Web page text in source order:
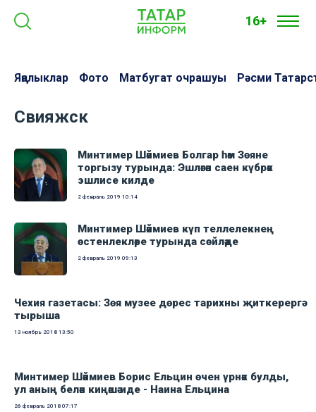
16+
Яңалыклар Фото Матбугат очрашуы Рәсми
Свияжск
Минтимер Шәймиев Болгар һәм Зөяне
торгызу турында: Эшләгән саен күбрәк
эшлисе килде
2 февраль 2019 10:14
Минтимер Шәймиев күп теллелекнең
өстенлекләре турында сөйләде
2 февраль 2019 09:13
Чехия газетасы: Зөя музее дөрес тарихны җиткерергә
тырыша
13 ноябрь 2018 13:50
Минтимер Шәймиев Борис Ельцин өчен үрнәк булды,
ул аның белән киңәшә иде - Наина Ельцина
26 февраль 2018 07:17